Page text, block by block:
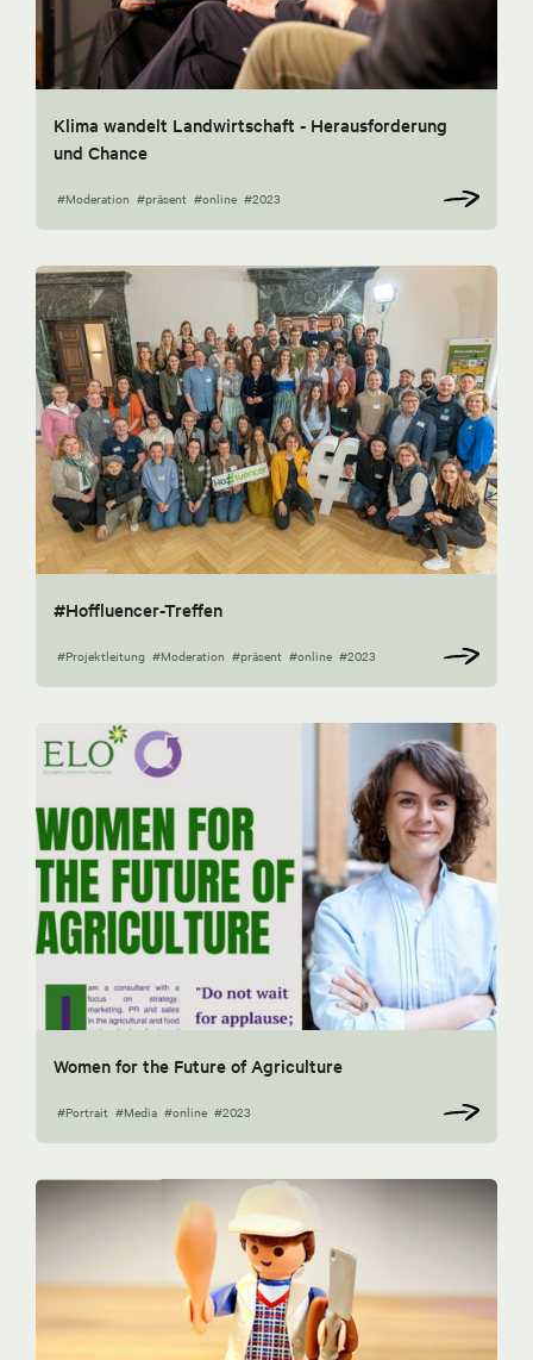
Klima wandelt Landwirtschaft - Herausforderung
und Chance
#Moderation #präsent #online #2023
#Hoffluencer-Treffen
#Projektleitung #Moderation #präsent #online #2023
Women for the Future of Agriculture
#Portrait #Media #online #2023